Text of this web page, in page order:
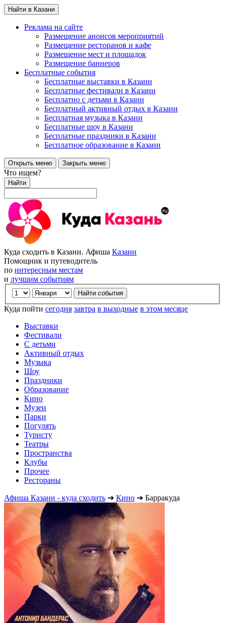
Найти в Казани
Реклама на сайте
Размещение анонсов мероприятий
Размещение ресторанов и кафе
Размещение мест и площадок
Размещение баннеров
Бесплатные события
Бесплатные выставки в Казани
Бесплатные фестивали в Казани
Бесплатно с детьми в Казани
Бесплатный активный отдых в Казани
Бесплатная музыка в Казани
Бесплатные шоу в Казани
Бесплатные праздники в Казани
Бесплатное образование в Казани
Открыть меню Закрыть меню
Что ищем?
Найти
Куда сходить в Казани. Афиша Казани
Помощник и путеводитель
по интересным местам
и лучшим событиям
Куда пойти сегодня завтра в выходные в этом месяце
Выставки
Фестивали
С детьми
Активный отдых
Музыка
Шоу
Праздники
Образование
Кино
Музеи
Парки
Погулять
Туристу
Театры
Пространства
Клубы
Прочее
Рестораны
Афиша Казани - куда сходить ➔ Кино ➔ Барракуда